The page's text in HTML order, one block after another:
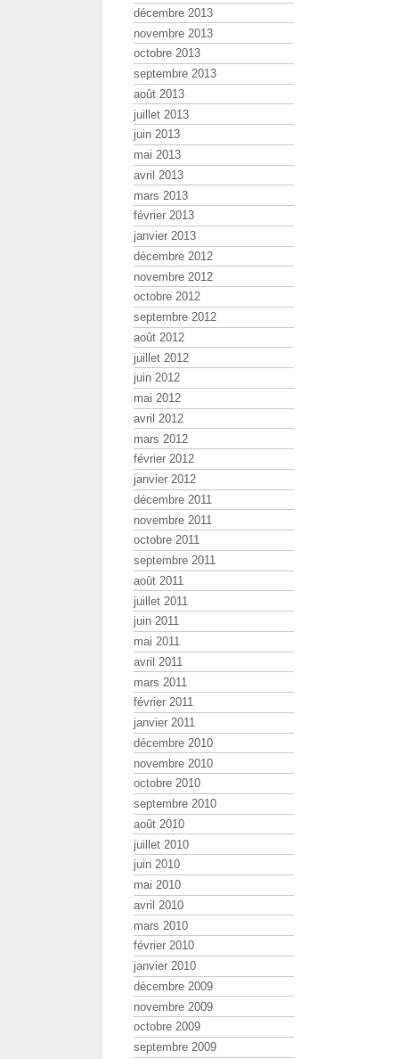
décembre 2013
novembre 2013
octobre 2013
septembre 2013
août 2013
juillet 2013
juin 2013
mai 2013
avril 2013
mars 2013
février 2013
janvier 2013
décembre 2012
novembre 2012
octobre 2012
septembre 2012
août 2012
juillet 2012
juin 2012
mai 2012
avril 2012
mars 2012
février 2012
janvier 2012
décembre 2011
novembre 2011
octobre 2011
septembre 2011
août 2011
juillet 2011
juin 2011
mai 2011
avril 2011
mars 2011
février 2011
janvier 2011
décembre 2010
novembre 2010
octobre 2010
septembre 2010
août 2010
juillet 2010
juin 2010
mai 2010
avril 2010
mars 2010
février 2010
janvier 2010
décembre 2009
novembre 2009
octobre 2009
septembre 2009